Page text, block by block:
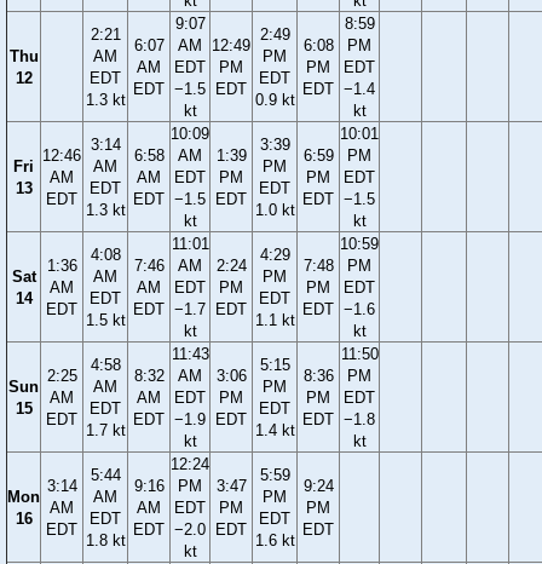
Thu
12
2:21
AM
EDT
1.3 kt
6:07
AM
EDT
9:07
AM
EDT
−1.5
kt
12:49
PM
EDT
2:49
PM
EDT
0.9 kt
6:08
PM
EDT
8:59
PM
EDT
−1.4
kt
Fri
13
12:46
AM
EDT
3:14
AM
EDT
1.3 kt
6:58
AM
EDT
10:09
AM
EDT
−1.5
kt
1:39
PM
EDT
3:39
PM
EDT
1.0 kt
6:59
PM
EDT
10:01
PM
EDT
−1.5
kt
Sat
14
1:36
AM
EDT
4:08
AM
EDT
1.5 kt
7:46
AM
EDT
11:01
AM
EDT
−1.7
kt
2:24
PM
EDT
4:29
PM
EDT
1.1 kt
7:48
PM
EDT
10:59
PM
EDT
−1.6
kt
Sun
15
2:25
AM
EDT
4:58
AM
EDT
1.7 kt
8:32
AM
EDT
11:43
AM
EDT
−1.9
kt
3:06
PM
EDT
5:15
PM
EDT
1.4 kt
8:36
PM
EDT
11:50
PM
EDT
−1.8
kt
Mon
16
3:14
AM
EDT
5:44
AM
EDT
1.8 kt
9:16
AM
EDT
12:24
PM
EDT
−2.0
kt
3:47
PM
EDT
5:59
PM
EDT
1.6 kt
9:24
PM
EDT